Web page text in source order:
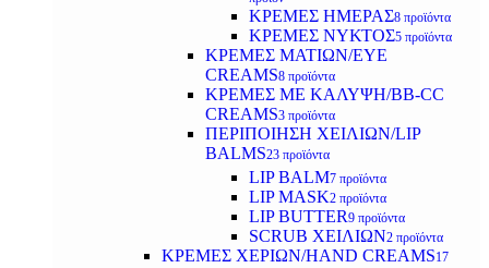
ΚΡΕΜΕΣ ΗΜΕΡΑΣ8 προϊόντα
ΚΡΕΜΕΣ ΝΥΚΤΟΣ5 προϊόντα
ΚΡΕΜΕΣ ΜΑΤΙΩΝ/EYE
CREAMS8 προϊόντα
ΚΡΕΜΕΣ ΜΕ ΚΑΛΥΨΗ/BB-CC
CREAMS3 προϊόντα
ΠΕΡΙΠΟΙΗΣΗ ΧΕΙΛΙΩΝ/LIP
BALMS23 προϊόντα
LIP BALM7 προϊόντα
LIP MASK2 προϊόντα
LIP BUTTER9 προϊόντα
SCRUB ΧΕΙΛΙΩΝ2 προϊόντα
ΚΡΕΜΕΣ ΧΕΡΙΩΝ/HAND CREAMS17